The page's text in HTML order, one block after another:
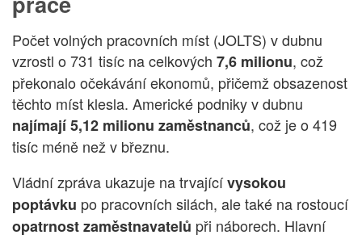
Počet volných pracovních míst (JOLTS) v dubnu
vzrostl o 731 tisíc na celkových 7,6 milionu, což
překonalo očekávání ekonomů, přičemž obsazenost
těchto míst klesla. Americké podniky v dubnu
najímají 5,12 milionu zaměstnanců, což je o 419
tisíc méně než v březnu.
Vládní zpráva ukazuje na trvajícívysokou
poptávku po pracovních silách, ale také na rostoucí
opatrnost zaměstnavatelů při náborech. Hlavní